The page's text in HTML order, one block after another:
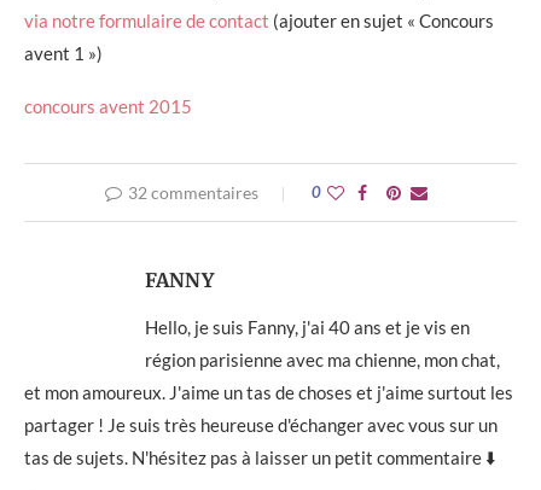
via notre formulaire de contact (ajouter en sujet « Concours
avent 1 »)
concours avent 2015
32 commentaires 0
FANNY
Hello, je suis Fanny, j'ai 40 ans et je vis en
région parisienne avec ma chienne, mon chat,
et mon amoureux. J'aime un tas de choses et j'aime surtout les
partager ! Je suis très heureuse d'échanger avec vous sur un
tas de sujets. N'hésitez pas à laisser un petit commentaire ⬇️